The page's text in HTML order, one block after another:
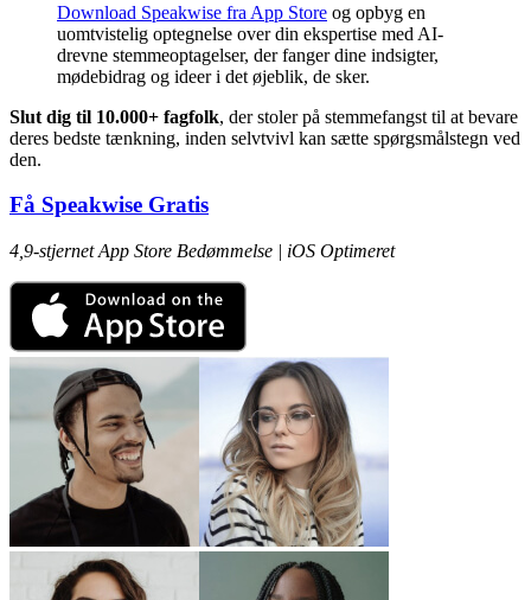
Download Speakwise fra App Store og opbyg en
uomtvistelig optegnelse over din ekspertise med AI-
drevne stemmeoptagelser, der fanger dine indsigter,
mødebidrag og ideer i det øjeblik, de sker.
Slut dig til 10.000+ fagfolk, der stoler på stemmefangst til at bevare
deres bedste tænkning, inden selvtvivl kan sætte spørgsmålstegn ved
den.
Få Speakwise Gratis
4,9-stjernet App Store Bedømmelse | iOS Optimeret